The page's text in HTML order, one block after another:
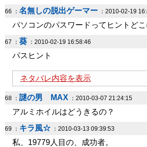
66 ： 名無しの脱出ゲーマー ：2010-02-19
パソコンのパスワードってヒントど
67 ： 葵 ：2010-02-19 16:58:46
パスヒント
ネタバレ内容を表示
68 ： 謎の男 MAX ：2010-03-07 21:24:15
アルミホイルはどうきるの？
69 ： キラ風☆ ：2010-03-13 09:39:53
私、19779人目の、成功者。